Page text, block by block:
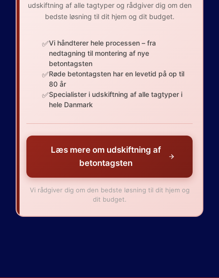
udskiftning af alle tagtyper og rådgiver dig om den
bedste løsning til dit hjem og dit budget.
✅Vi håndterer hele processen – fra
nedtagning til montering af nye
betontagsten
✅Røde betontagsten har en levetid på op til
80 år
✅Specialister i udskiftning af alle tagtyper i
hele Danmark
Læs mere om udskiftning af
betontagsten
Vi rådgiver dig om den bedste løsning til dit hjem og
dit budget.